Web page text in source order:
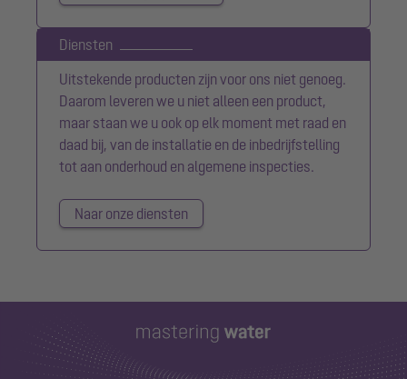
Diensten
Uitstekende producten zijn voor ons niet genoeg.
Daarom leveren we u niet alleen een product,
maar staan we u ook op elk moment met raad en
daad bij, van de installatie en de inbedrijfstelling
tot aan onderhoud en algemene inspecties.
Naar onze diensten